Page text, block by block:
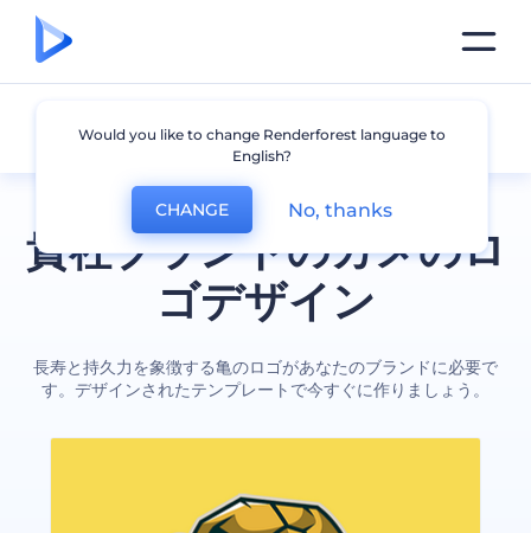
貴社ブランドのカメのロ
ゴデザイン
長寿と持久力を象徴する亀のロゴがあなたのブランドに必要で
す。デザインされたテンプレートで今すぐに作りましょう。
カメ
Would you like to change Renderforest language to
English?
CHANGE No, thanks